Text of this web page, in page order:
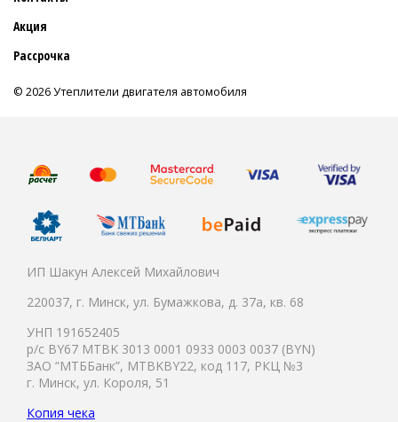
Акция
Рассрочка
© 2026 Утеплители двигателя автомобиля
ИП Шакун Алексей Михайлович
220037, г. Минск, ул. Бумажкова, д. 37а, кв. 68
УНП 191652405
р/с BY67 MTBK 3013 0001 0933 0003 0037 (BYN)
ЗАО “МТББанк”, MTBKBY22, код 117, РКЦ №3
г. Минск, ул. Короля, 51
Копия чека